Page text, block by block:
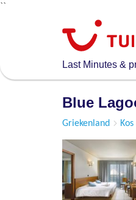
``
algemene
Last Minutes &
Blue
Griekenland Kos